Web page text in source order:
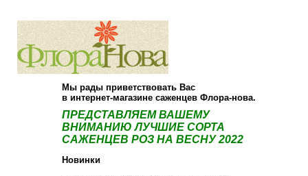
Мы рады приветствовать Вас
в интернет-магазине саженцев Флора-нова.
ПРЕДСТАВЛЯЕМ ВАШЕМУ
ВНИМАНИЮ ЛУЧШИЕ СОРТА
САЖЕНЦЕВ РОЗ НА ВЕСНУ 2022
Новинки